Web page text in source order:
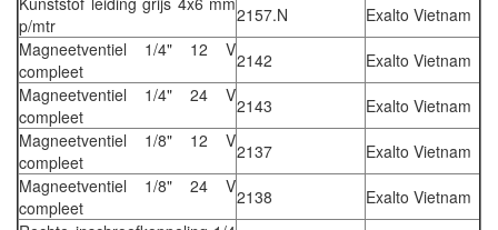
p/mtr
2157.N
Exalto Vietnam
Magneetventiel 1/4" 12 V
compleet
2142
Exalto Vietnam
Magneetventiel 1/4" 24 V
compleet
2143
Exalto Vietnam
Magneetventiel 1/8" 12 V
compleet
2137
Exalto Vietnam
Magneetventiel 1/8" 24 V
compleet
2138
Exalto Vietnam